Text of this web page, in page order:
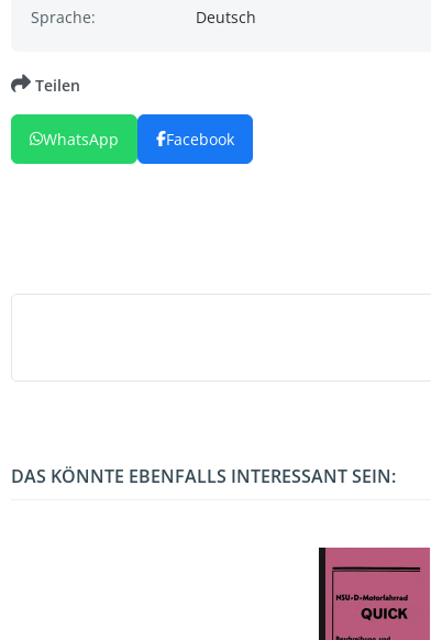
Sprache:
Deutsch
Teilen
WhatsApp Facebook
DAS KÖNNTE EBENFALLS INTERESSANT SEIN: